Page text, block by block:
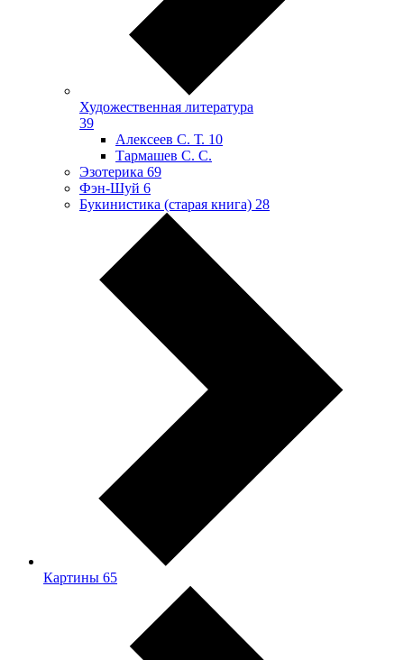
Художественная литература
39
Алексеев С. Т. 10
Тармашев С. С.
Эзотерика 69
Фэн-Шуй 6
Букинистика (старая книга) 28
Картины 65